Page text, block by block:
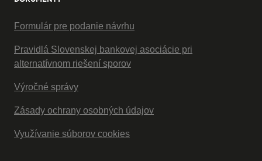
Formulár pre podanie návrhu
Pravidlá Slovenskej bankovej asociácie pri
alternatívnom riešení sporov
Výročné správy
Zásady ochrany osobných údajov
Využívanie súborov cookies